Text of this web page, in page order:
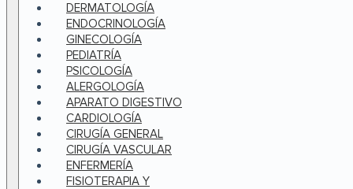
DERMATOLOGÍA
ENDOCRINOLOGÍA
GINECOLOGÍA
PEDIATRÍA
PSICOLOGÍA
ALERGOLOGÍA
APARATO DIGESTIVO
CARDIOLOGÍA
CIRUGÍA GENERAL
CIRUGÍA VASCULAR
ENFERMERÍA
FISIOTERAPIA Y